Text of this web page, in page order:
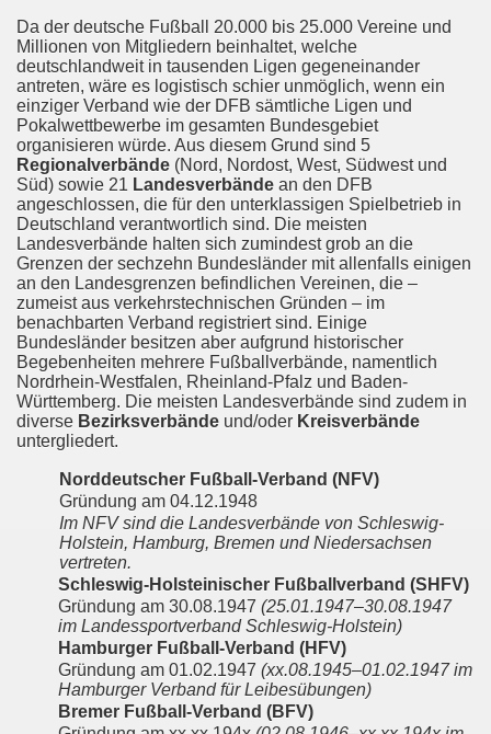
Da der deutsche Fußball 20.000 bis 25.000 Vereine und
Millionen von Mitgliedern beinhaltet, welche
deutschlandweit in tausenden Ligen gegeneinander
antreten, wäre es logistisch schier unmöglich, wenn ein
einziger Verband wie der DFB sämtliche Ligen und
Pokalwettbewerbe im gesamten Bundesgebiet
organisieren würde. Aus diesem Grund sind 5
Regionalverbände (Nord, Nordost, West, Südwest und
Süd) sowie 21 Landesverbände an den DFB
angeschlossen, die für den unterklassigen Spielbetrieb in
Deutschland verantwortlich sind. Die meisten
Landesverbände halten sich zumindest grob an die
Grenzen der sechzehn Bundesländer mit allenfalls einigen
an den Landesgrenzen befindlichen Vereinen, die –
zumeist aus verkehrstechnischen Gründen – im
benachbarten Verband registriert sind. Einige
Bundesländer besitzen aber aufgrund historischer
Begebenheiten mehrere Fußballverbände, namentlich
Nordrhein-Westfalen, Rheinland-Pfalz und Baden-
Württemberg. Die meisten Landesverbände sind zudem in
diverse Bezirksverbände und/oder Kreisverbände
untergliedert.
Norddeutscher Fußball-Verband (NFV)
Gründung am 04.12.1948
Im NFV sind die Landesverbände von Schleswig-
Holstein, Hamburg, Bremen und Niedersachsen
vertreten.
Schleswig-Holsteinischer Fußballverband (SHFV)
Gründung am 30.08.1947 (25.01.1947–30.08.1947
im Landessportverband Schleswig-Holstein)
Hamburger Fußball-Verband (HFV)
Gründung am 01.02.1947 (xx.08.1945–01.02.1947 im
Hamburger Verband für Leibesübungen)
Bremer Fußball-Verband (BFV)